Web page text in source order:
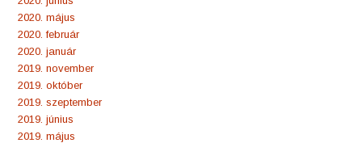
2020. május
2020. február
2020. január
2019. november
2019. október
2019. szeptember
2019. június
2019. május